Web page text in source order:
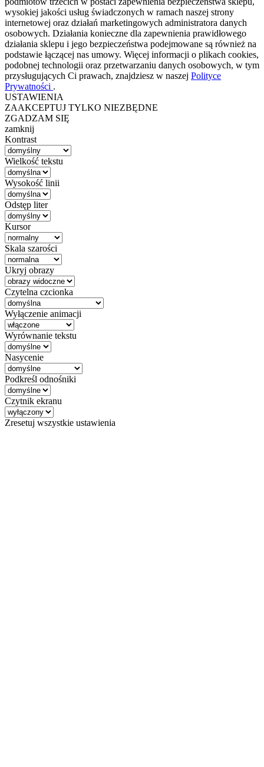
wysokiej jakości usług świadczonych w ramach naszej strony
internetowej oraz działań marketingowych administratora danych
osobowych. Działania konieczne dla zapewnienia prawidłowego
działania sklepu i jego bezpieczeństwa podejmowane są również na
podstawie łączącej nas umowy. Więcej informacji o plikach cookies,
podobnej technologii oraz przetwarzaniu danych osobowych, w tym
przysługujących Ci prawach, znajdziesz w naszej Polityce
Prywatności .
USTAWIENIA
ZAAKCEPTUJ TYLKO NIEZBĘDNE
ZGADZAM SIĘ
zamknij
Kontrast
Wielkość tekstu
Wysokość linii
Odstęp liter
Kursor
Skala szarości
Ukryj obrazy
Czytelna czcionka
Wyłączenie animacji
Wyrównanie tekstu
Nasycenie
Podkreśl odnośniki
Czytnik ekranu
Zresetuj wszystkie ustawienia